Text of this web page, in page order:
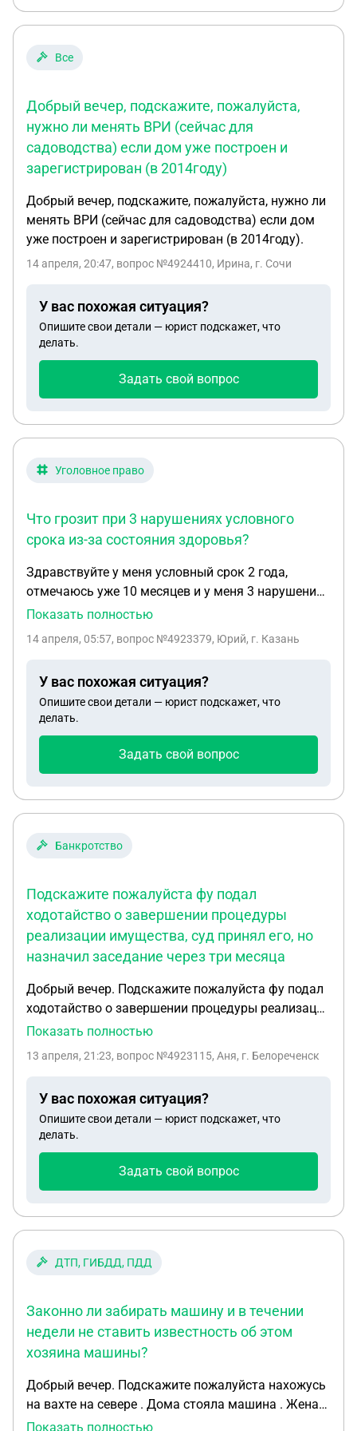
Все
Добрый вечер, подскажите, пожалуйста,
нужно ли менять ВРИ (сейчас для
садоводства) если дом уже построен и
зарегистрирован (в 2014году)
Добрый вечер, подскажите, пожалуйста, нужно ли
менять ВРИ (сейчас для садоводства) если дом
уже построен и зарегистрирован (в 2014году).
14 апреля, 20:47, вопрос №4924410, Ирина, г. Сочи
У вас похожая ситуация?
Опишите свои детали — юрист подскажет, что
делать.
Задать свой вопрос
Уголовное право
Что грозит при 3 нарушениях условного
срока из-за состояния здоровья?
Здравствуйте у меня условный срок 2 года,
отмечаюсь уже 10 месяцев и у меня 3 нарушения
во время не являлся в день отметки, но у меня
жизнь и мне от них плохо порой забываю
Показать полностью
14 апреля, 05:57, вопрос №4923379, Юрий, г. Казань
У вас похожая ситуация?
Опишите свои детали — юрист подскажет, что
делать.
Задать свой вопрос
Банкротство
Подскажите пожалуйста фу подал
ходотайство о завершении процедуры
реализации имущества, суд принял его, но
назначил заседание через три месяца
Добрый вечер. Подскажите пожалуйста фу подал
ходотайство о завершении процедуры реализации
имущества , суд принял его , но назначил
денежными средствами , которые сейчас
долга ? Или они останутся
Показать полностью
13 апреля, 21:23, вопрос №4923115, Аня, г. Белореченск
У вас похожая ситуация?
Опишите свои детали — юрист подскажет, что
делать.
Задать свой вопрос
ДТП, ГИБДД, ПДД
Законно ли забирать машину и в течении
недели не ставить известность об этом
хозяина машины?
Добрый вечер. Подскажите пожалуйста нахожусь
на вахте на севере . Дома стояла машина . Жена
уезжает в деревню на неделю и по приезду узнает
Показать полностью